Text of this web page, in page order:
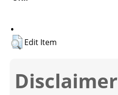
.
Edit Item
Disclaimer